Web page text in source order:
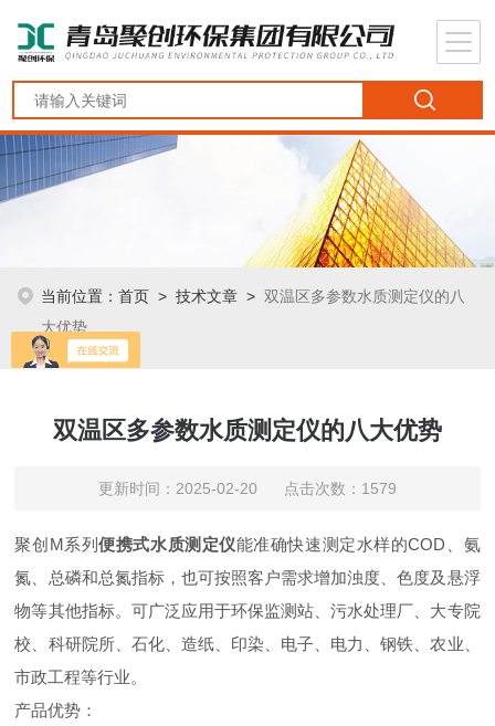
当前位置：首页 >技术文章 >双温区多参数水质测定仪的八
大优势
双温区多参数水质测定仪的八大优势
更新时间：2025-02-20 点击次数：1579
聚创M系列便携式水质测定仪能准确快速测定水样的COD、氨
氮、总磷和总氮指标，也可按照客户需求增加浊度、色度及悬浮
物等其他指标。可广泛应用于环保监测站、污水处理厂、大专院
校、科研院所、石化、造纸、印染、电子、电力、钢铁、农业、
市政工程等行业。
产品优势：